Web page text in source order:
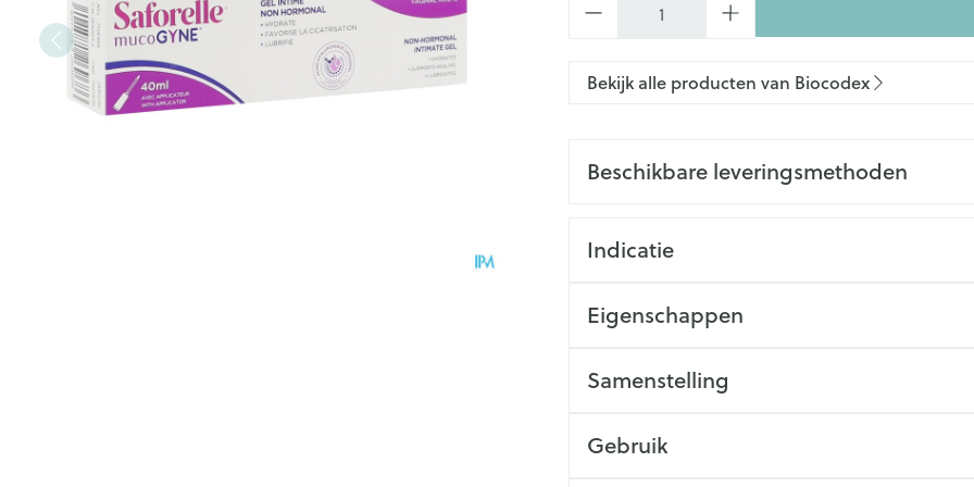
Bekijk alle producten van Biocodex
Beschikbare leveringsmethoden
Indicatie
Eigenschappen
Samenstelling
Gebruik